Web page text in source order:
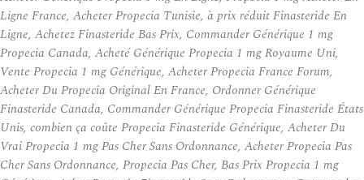
Ligne France, Acheter Propecia Tunisie, à prix réduit Finasteride En
Ligne, Achetez Finasteride Bas Prix, Commander Générique 1 mg
Propecia Canada, Acheté Générique Propecia 1 mg Royaume Uni,
Vente Propecia 1 mg Générique, Acheter Propecia France Forum,
Acheter Du Propecia Original En France, Ordonner Générique
Finasteride Canada, Commander Générique Propecia Finasteride États
Unis, combien ça coûte Propecia Finasteride Générique, Acheter Du
Vrai Propecia 1 mg Pas Cher Sans Ordonnance, Acheter Propecia Pas
Cher Sans Ordonnance, Propecia Pas Cher, Bas Prix Propecia 1 mg